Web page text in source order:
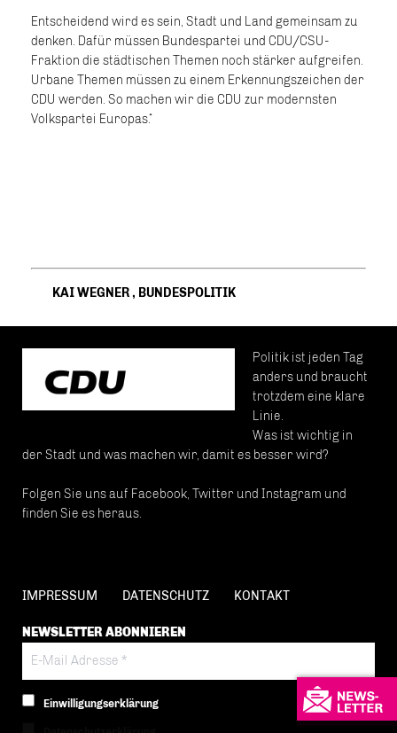
Entscheidend wird es sein, Stadt und Land gemeinsam zu
denken. Dafür müssen Bundespartei und CDU/CSU-
Fraktion die städtischen Themen noch stärker aufgreifen.
Urbane Themen müssen zu einem Erkennungszeichen der
CDU werden. So machen wir die CDU zur modernsten
Volkspartei Europas.“
KAI WEGNER, BUNDESPOLITIK
Politik ist jeden Tag
anders und braucht
trotzdem eine klare
Linie.
Was ist wichtig in
der Stadt und was machen wir, damit es besser wird?
Folgen Sie uns auf Facebook, Twitter und Instagram und
finden Sie es heraus.
IMPRESSUM DATENSCHUTZ KONTAKT
NEWSLETTER ABONNIEREN
Einwilligungserklärung